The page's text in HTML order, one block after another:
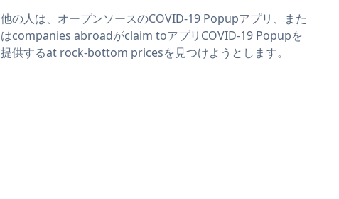
他の人は、オープンソースのCOVID-19 Popupアプリ、また
はcompanies abroadがclaim toアプリCOVID-19 Popupを
提供するat rock-bottom pricesを見つけようとします。